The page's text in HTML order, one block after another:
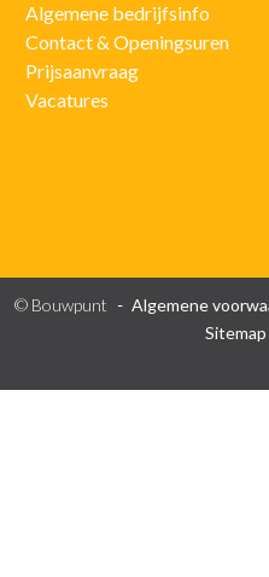
Algemene bedrijfsinfo
Contact & Openingsuren
Prijsaanvraag
Vacatures
© Bouwpunt Algemene
Sitemap